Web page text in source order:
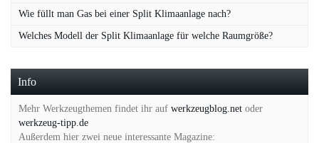
Wie füllt man Gas bei einer Split Klimaanlage nach?
Welches Modell der Split Klimaanlage für welche Raumgröße?
Info
Mehr Werkzeugthemen findet ihr auf werkzeugblog.net oder
werkzeug-tipp.de
Außerdem hier zwei neue interessante Magazine: